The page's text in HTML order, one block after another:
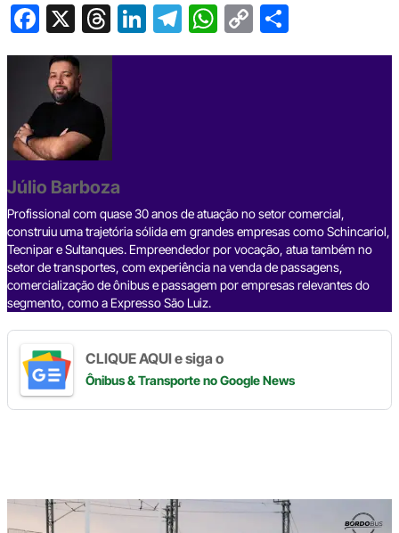
F
a
c
e
b
o
o
k
X T
hr
s
Li
n
T
el
W
h
C
o
S
h
Júlio Barboza
Profissional com quase 30 anos de atuação no setor comercial,
construiu uma trajetória sólida em grandes empresas como Schincariol,
Tecnipar e Sultanques. Empreendedor por vocação, atua também no
setor de transportes, com experiência na venda de passagens,
comercialização de ônibus e passagem por empresas relevantes do
segmento, como a Expresso São Luiz.
CLIQUE AQUI e siga o
Ônibus & Transporteno Google News
Digite
aqui